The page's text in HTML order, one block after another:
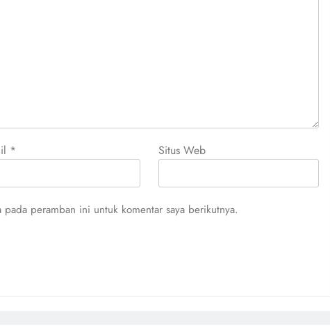
* Situs Web
peramban ini untuk komentar saya berikutnya.